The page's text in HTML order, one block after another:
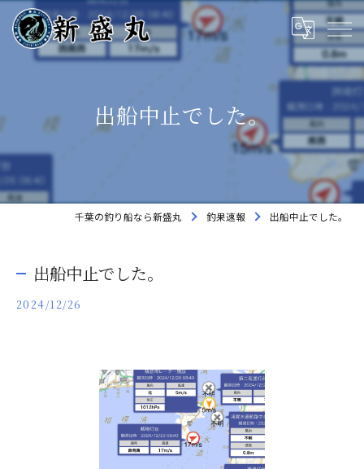
出船中止でした。
千葉の釣り船なら新盛丸 釣果速報 出船中止でした。
出船中止でした。
2024/12/26